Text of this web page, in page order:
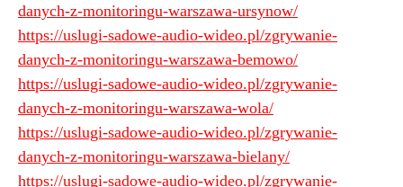
danych-z-monitoringu-warszawa-ursynow/
https://uslugi-sadowe-audio-wideo.pl/zgrywanie-
danych-z-monitoringu-warszawa-bemowo/
https://uslugi-sadowe-audio-wideo.pl/zgrywanie-
danych-z-monitoringu-warszawa-wola/
https://uslugi-sadowe-audio-wideo.pl/zgrywanie-
danych-z-monitoringu-warszawa-bielany/
https://uslugi-sadowe-audio-wideo.pl/zgrywanie-